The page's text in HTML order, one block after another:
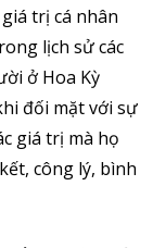
trị cá nhân
lịch sử các
ở Hoa Kỳ
đối mặt với sự
giá trị mà họ
công lý, bình